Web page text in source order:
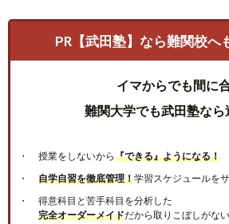
まとめ
PR【武田塾】なら難関校へ
イマからでも間に
難関大学でも武田塾なら
授業をしないから『できる』ようになる！
自学自習を徹底管理！学習スケジュールを
得意科目と苦手科目を分析した
完全オーダーメイドだから取りこぼしがない